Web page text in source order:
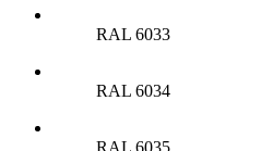
RAL 6033
RAL 6034
RAL 6035